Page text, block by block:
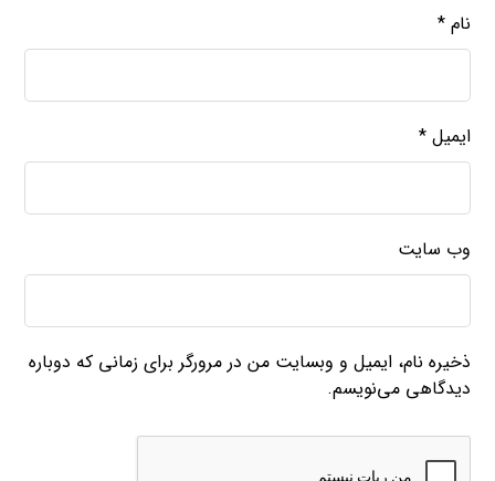
نام*
ایمیل*
وب‌ سایت
ذخیره نام، ایمیل و وبسایت من در مرورگر برای زمانی که دوباره
دیدگاهی می‌نویسم.